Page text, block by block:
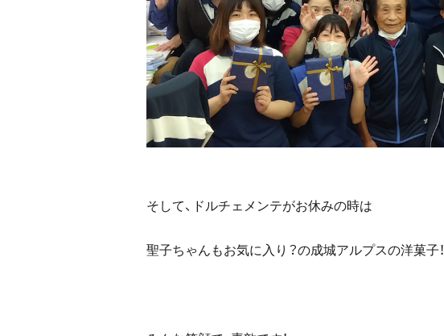
そして、ドルチェメンテがお休みの時は
聖子ちゃんもお気に入り？の成城アルプスの洋菓子！